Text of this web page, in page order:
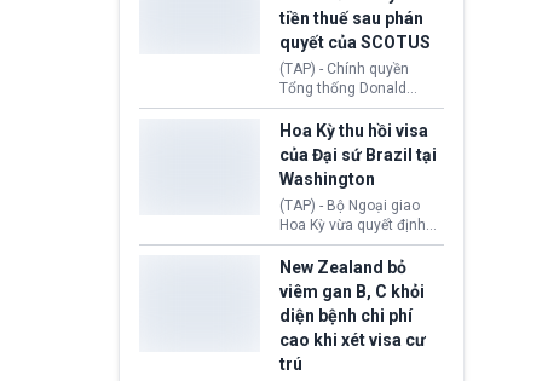
tục giảm trong thời gian
tới.
tiền thuế sau phán
quyết của SCOTUS
(TAP) - Chính quyền
Tổng thống Donald
Trump đã hoàn trả
khoảng 100 tỷ USD thuế
quan từng thu theo Đạo
luật Quyền hạn Kinh tế
Khẩn cấp Quốc tế
(IEEPA). Động thái này
diễn ra sau phán quyết
hồi tháng 2 bởi Tòa án
Tối cao Hoa Kỳ
(SCOTUS) khi tuyên bố,
việc áp thuế diện rộng là
hoàn toàn bất hợp pháp.
Hoa Kỳ thu hồi visa
của Đại sứ Brazil tại
Washington
(TAP) - Bộ Ngoại giao
Hoa Kỳ vừa quyết định
thu hồi thị thực (visa)
của bà Maria Luiza
Ribeiro Viotti - Đại sứ
Brazil tại Washington.
Động thái trên diễn ra
trong bối cảnh tranh
chấp ngoại giao giữa
New Zealand bỏ
viêm gan B, C khỏi
diện bệnh chi phí
cao khi xét visa cư
trú